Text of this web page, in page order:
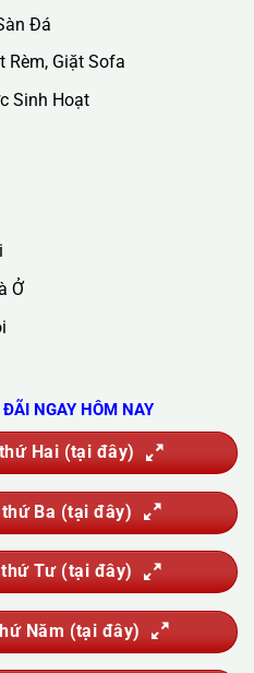
Đức Thọ - Phường Từ Liêm -
Đá
Rèm, Giặt Sofa
Sinh Hoạt